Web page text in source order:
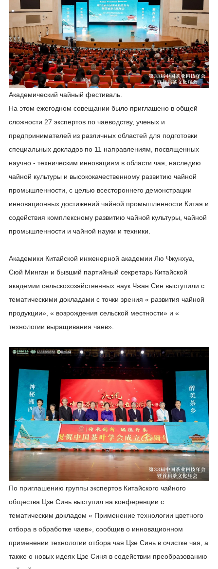
Академический чайный фестиваль.
На этом ежегодном совещании было приглашено в общей
сложности 27 экспертов по чаеводству, ученых и
предпринимателей из различных областей для подготовки
специальных докладов по 11 направлениям, посвященных
научно - техническим инновациям в области чая, наследию
чайной культуры и высококачественному развитию чайной
промышленности, с целью всестороннего демонстрации
инновационных достижений чайной промышленности Китая и
содействия комплексному развитию чайной культуры, чайной
промышленности и чайной науки и техники.
Академики Китайской инженерной академии Лю Чжунхуа,
Сюй Минган и бывший партийный секретарь Китайской
академии сельскохозяйственных наук Чжан Син выступили с
тематическими докладами с точки зрения « развития чайной
продукции», « возрождения сельской местности» и «
технологии выращивания чаев».
По приглашению группы экспертов Китайского чайного
общества Цзе Синь выступил на конференции с
тематическим докладом « Применение технологии цветного
отбора в обработке чаев», сообщив о инновационном
применении технологии отбора чая Цзе Синь в очистке чая, а
также о новых идеях Цзе Синя в содействии преобразованию